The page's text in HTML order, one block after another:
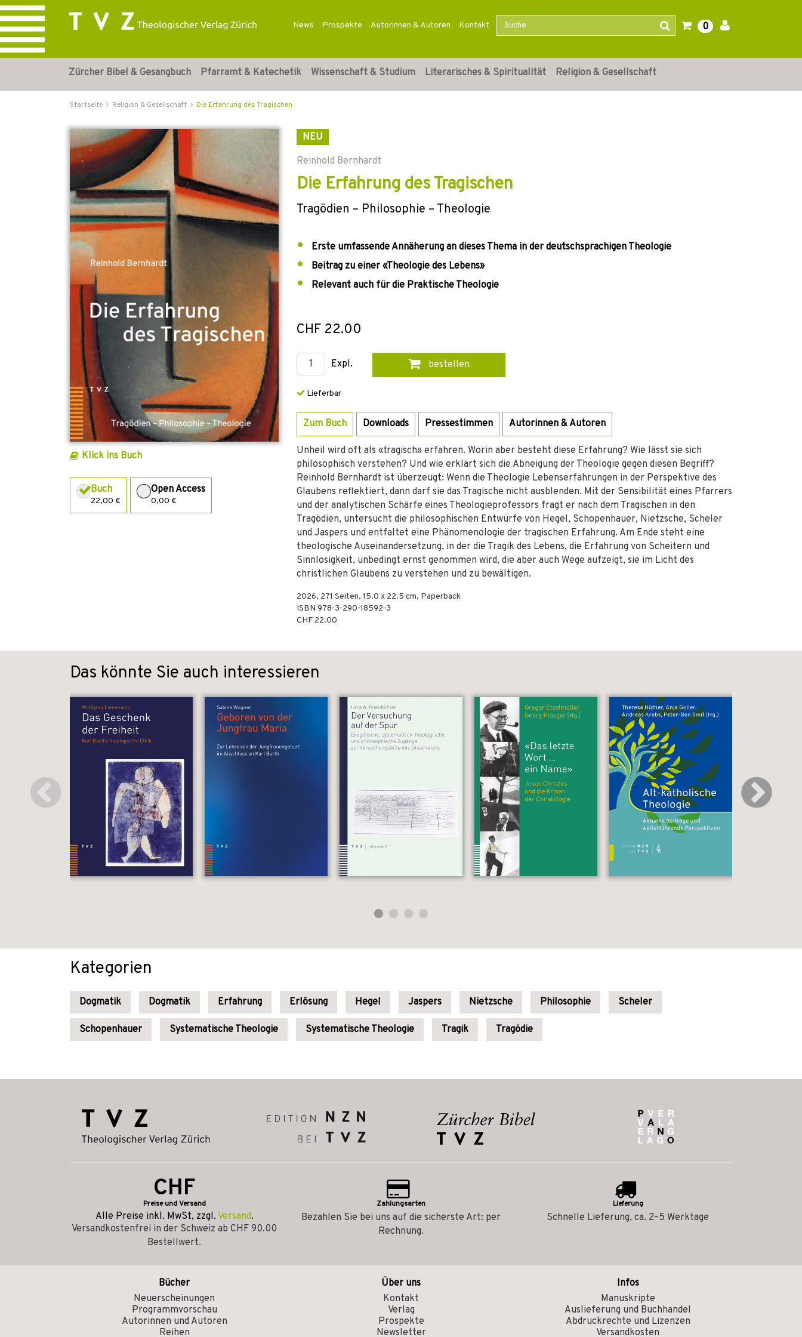
News Prospekte Autorinnen & Autoren Kontakt 0
Zürcher Bibel & Gesangbuch Pfarramt & Katechetik Wissenschaft & Studium Literarisches & Spiritualität Religion & Gesellschaft
Startseite Religion & Gesellschaft Die Erfahrung des Tragischen
Klick ins Buch
Buch
22,00 €
Open Access
0,00 €
NEU
Reinhold Bernhardt
Die Erfahrung des Tragischen
Tragödien – Philosophie – Theologie
Erste umfassende Annäherung an dieses Thema in der deutschsprachigen Theologie
Beitrag zu einer «Theologie des Lebens»
Relevant auch für die Praktische Theologie
CHF 22.00
Expl. bestellen
Lieferbar
Zum Buch Downloads Pressestimmen Autorinnen & Autoren
Unheil wird oft als «tragisch» erfahren. Worin aber besteht diese Erfahrung? Wie lässt sie sich
philosophisch verstehen? Und wie erklärt sich die Abneigung der Theologie gegen diesen Begriff?
Reinhold Bernhardt ist überzeugt: Wenn die Theologie Lebenserfahrungen in der Perspektive des
Glaubens reflektiert, dann darf sie das Tragische nicht ausblenden. Mit der Sensibilität eines Pfarrers
und der analytischen Schärfe eines Theologieprofessors fragt er nach dem Tragischen in den
Tragödien, untersucht die philosophischen Entwürfe von Hegel, Schopenhauer, Nietzsche, Scheler
und Jaspers und entfaltet eine Phänomenologie der tragischen Erfahrung. Am Ende steht eine
theologische Auseinandersetzung, in der die Tragik des Lebens, die Erfahrung von Scheitern und
Sinnlosigkeit, unbedingt ernst genommen wird, die aber auch Wege aufzeigt, sie im Licht des
christlichen Glaubens zu verstehen und zu bewältigen.
2026, 271 Seiten, 15.0 x 22.5 cm, Paperback
ISBN 978-3-290-18592-3
CHF 22.00
Das könnte Sie auch interessieren
Kategorien
Dogmatik Dogmatik Erfahrung Erlösung Hegel Jaspers Nietzsche Philosophie Scheler
Schopenhauer Systematische Theologie Systematische Theologie Tragik Tragödie
CHF
Preise und Versand
Alle Preise inkl. MwSt, zzgl. Versand.
Versandkostenfrei in der Schweiz ab CHF 90.00
Bestellwert.
Zahlungsarten
Bezahlen Sie bei uns auf die sicherste Art: per
Rechnung.
Lieferung
Schnelle Lieferung, ca. 2–5 Werktage
Bücher
Neuerscheinungen
Programmvorschau
Autorinnen und Autoren
Reihen
Über uns
Kontakt
Verlag
Prospekte
Newsletter
Infos
Manuskripte
Auslieferung und Buchhandel
Abdruckrechte und Lizenzen
Versandkosten